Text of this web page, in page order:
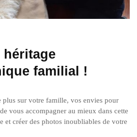
héritage
familial !
plus sur votre famille, vos envies pour
vous accompagner au mieux dans cette
et créer des photos inoubliables de votre